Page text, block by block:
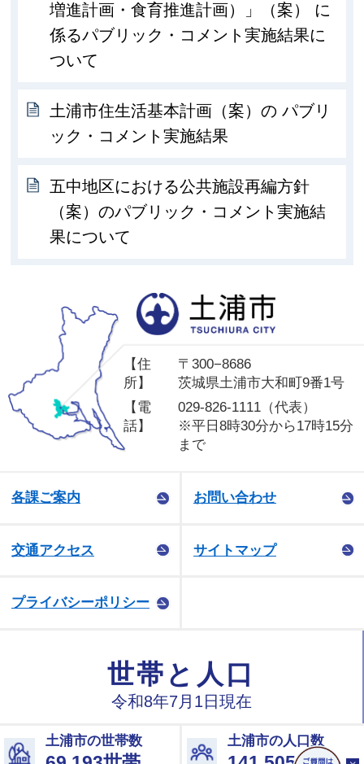
増進計画・食育推進計画）」（案） に
係るパブリック・コメント実施結果に
ついて
土浦市住生活基本計画（案）の パブリ
ック・コメント実施結果
五中地区における公共施設再編方針
（案）のパブリック・コメント実施結
果について
【住
所】
〒300−8686
茨城県土浦市大和町9番1号
【電
話】
029-826-1111（代表）
※平日8時30分から17時15分
まで
各課ご案内 お問い合わせ
交通アクセス サイトマップ
プライバシーポリシー